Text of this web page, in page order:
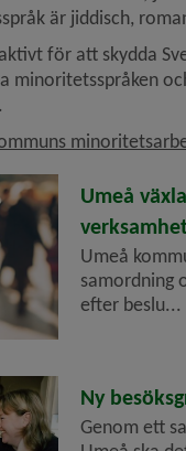
är jiddisch,
för att skydda
minoritetsspråken
2026-06-10
Umeå
Umeå
samordning
efter beslu...
2026-04-14
Ny
Genom ett